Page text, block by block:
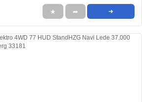
★ ➦ ➜